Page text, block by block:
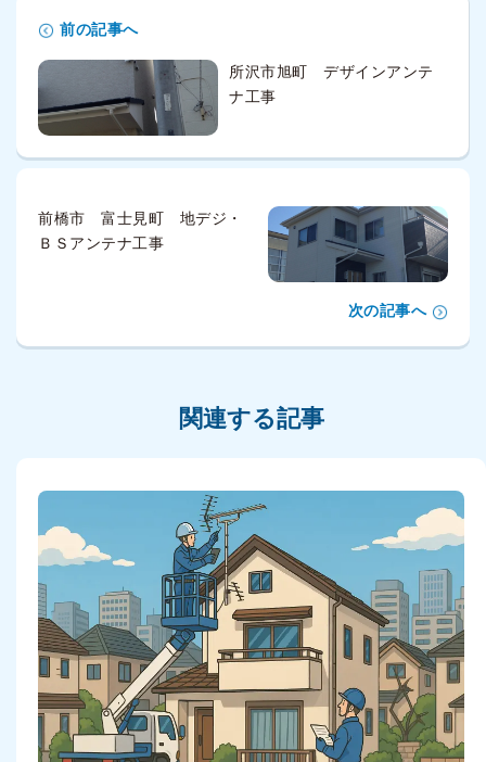
前の記事へ
所沢市旭町 デザインアンテ
ナ工事
前橋市 富士見町 地デジ・
ＢＳアンテナ工事
次の記事へ
関連する記事